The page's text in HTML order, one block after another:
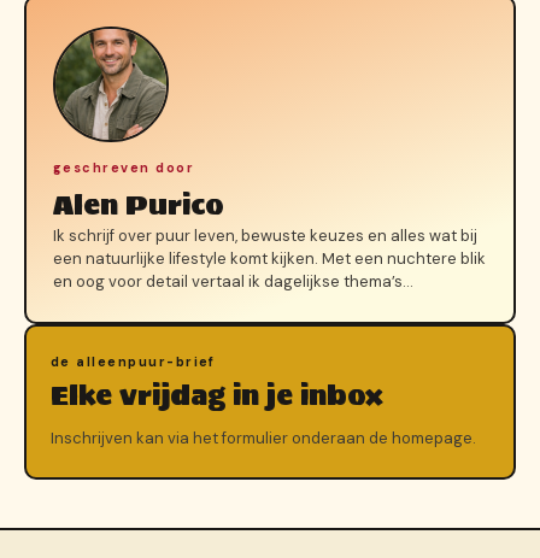
geschreven door
Alen Purico
Ik schrijf over puur leven, bewuste keuzes en alles wat bij
een natuurlijke lifestyle komt kijken. Met een nuchtere blik
en oog voor detail vertaal ik dagelijkse thema’s…
de alleenpuur-brief
Elke vrijdag in je inbox
Inschrijven kan via het formulier onderaan de homepage.